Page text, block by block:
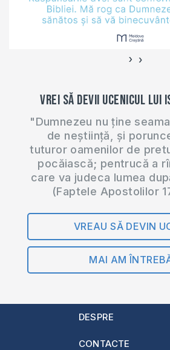
‹ ›
Vrei să devii ucenicul lui
"Dumnezeu nu ține
de neștiință, și
tuturor oamenilor de
pocăiască; pentrucă a
care va judeca lumea
(Faptele Apostolilor
VREAU SĂ DEVIN
MAI AM
DESPRE
CONTACTE